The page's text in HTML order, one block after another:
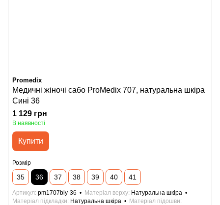
Promedix
Медичні жіночі сабо ProMedix 707, натуральна шкіра
Сині 36
1 129 грн
В наявності
Купити
Розмір
35 36 37 38 39 40 41
Артикул pm1707bly-36 Матеріал верху Натуральна шкіра
Матеріал підкладки
Натуральна шкіра
Матеріал підошви